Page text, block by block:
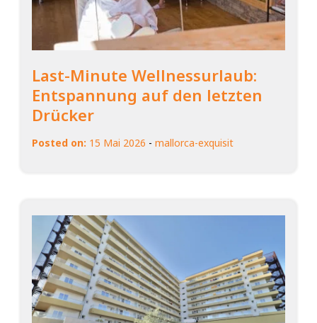
Last-Minute Wellnessurlaub:
Entspannung auf den letzten
Drücker
Posted on: 15 Mai 2026 - mallorca-exquisit